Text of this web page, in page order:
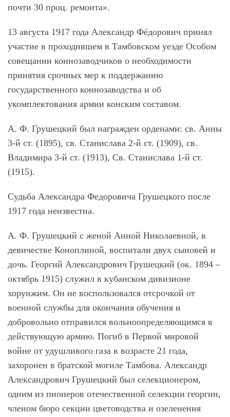
почти 30 проц. ремонта».
13 августа 1917 года Александр Фёдорович принял
участие в проходившем в Тамбовском уезде Особом
совещании коннозаводчиков о необходимости
принятия срочных мер к поддержанию
государственного коннозаводства и об
укомплектования армии конским составом.
А. Ф. Грушецкий был награжден орденами: св. Анны
3-й ст. (1895), св. Станислава 2-й ст. (1909), св.
Владимира 3-й ст. (1913), Св. Станислава 1-й ст.
(1915).
Судьба Александра Федоровича Грушецкого после
1917 года неизвестна.
А. Ф. Грушецкий с женой Анной Николаевной, в
девичестве Коноплиной, воспитали двух сыновей и
дочь. Георгий Александрович Грушецкий (ок. 1894 –
октябрь 1915) служил в кубанском дивизионе
хорунжим. Он не воспользовался отсрочкой от
военной службы для окончания обучения и
добровольно отправился вольноопределяющимся в
действующую армию. Погиб в Первой мировой
войне от удушливого газа в возрасте 21 года,
захоронен в братской могиле Тамбова. Александр
Александрович Грушецкий был селекционером,
одним из пионеров отечественной селекции георгин,
членом бюро секции цветоводства и озеленения